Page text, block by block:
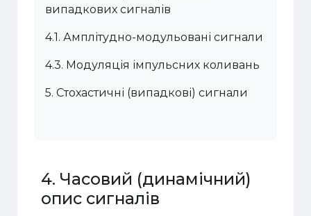
випадкових сигналів
4.1. Амплітудно-модульовані сигнали
4.3. Модуляція імпульсних коливань
5. Стохастичні (випадкові) сигнали
4. Часовий (динамічний)
опис сигналів